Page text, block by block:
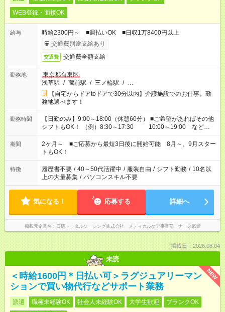
WEB登録・面接OK
給与
時給2300円～ ■週払いOK ■日収1万8400円以上
交通費別途支給あり
交通費 交通費全額支給
勤務地
東京都台東区
浅草駅 / 蔵前駅 / 三ノ輪駅 / …
【自宅からドアtoドアで30分以内】介護施設でのお仕事。勤
務地選べます！
勤務時間
【日勤のみ】9:00～18:00（休憩60分） ■ご希望があればその他
シフトもOK！ （例）8:30～17:30 10:00～19:00 など
「家族とお休みを合わせたい」 「余裕を持って夕飯の準備がし
たい」 「できれば残業はしたくない」 など、ご希望があれば教
えてくださいね。 ※Wワーク希望の方へ 今ご覧のお仕事で希望
する勤務時間と、もう1つのお仕事の勤務時間。 合計で週40時
間を超える場合は応募できません
期間
2ヶ月～ ■ご応募から最短3日後に開始可能 8月～、9月スター
トもOK！
特徴 履歴書不要 / 40～50代活躍中 / 服装自由 / シフト勤務 / 10名以
上の大量募集 / パソコンスキル不要
気になる！ 応募する 詳細へ
掲載元企業名 日研トータルソーシング株式会社 メディカルケア事業部 ナース派遣
掲載日：2026.08.04
未読
NEW
＜時給1600円＊日払い可＞ラグジュアリーマン
ションで買い物代行などサポート業務
派遣 職種未経験OK 社会人未経験OK 大学生歓迎
ブランクOK